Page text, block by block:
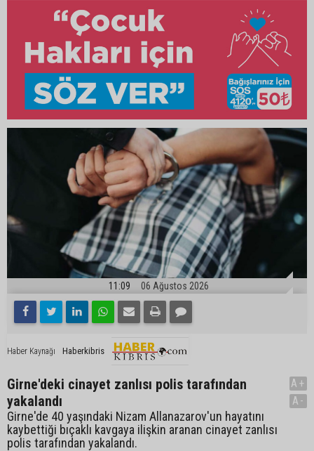
11:09 06 Ağustos 2026
Haber Kaynağı Haberkibris
Girne'deki cinayet zanlısı polis tarafından
yakalandı
Girne'de 40 yaşındaki Nizam Allanazarov'un hayatını
kaybettiği bıçaklı kavgaya ilişkin aranan cinayet zanlısı
polis tarafından yakalandı.
A+
A-